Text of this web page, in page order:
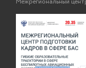
Межрегиональный